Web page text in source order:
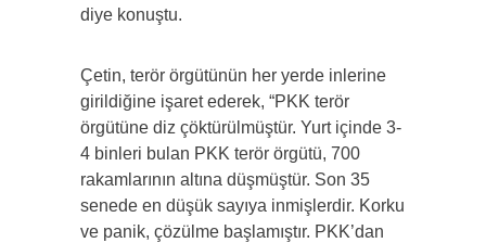
diye konuştu.
Çetin, terör örgütünün her yerde inlerine
girildiğine işaret ederek, “PKK terör
örgütüne diz çöktürülmüştür. Yurt içinde 3-
4 binleri bulan PKK terör örgütü, 700
rakamlarının altına düşmüştür. Son 35
senede en düşük sayıya inmişlerdir. Korku
ve panik, çözülme başlamıştır. PKK’dan